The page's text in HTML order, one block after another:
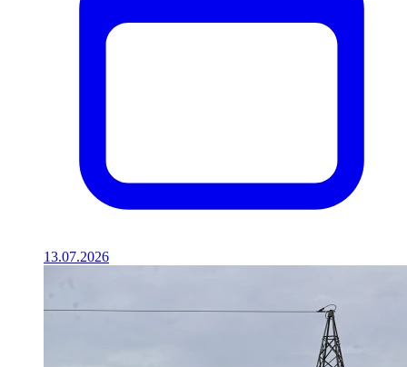
13.07.2026